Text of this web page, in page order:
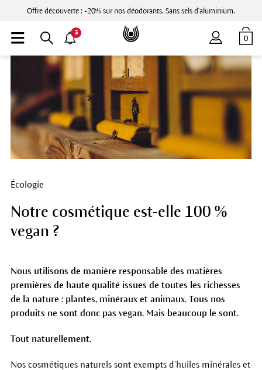
Offre découverte : -20% sur nos déodorants. Sans sels d'aluminium.
0
3
Écologie
Notre cosmétique est-elle 100 %
vegan ?
Nous utilisons de manière responsable des matières
premières de haute qualité issues de toutes les richesses
de la nature : plantes, minéraux et animaux. Tous nos
produits ne sont donc pas vegan. Mais beaucoup le sont.
Tout naturellement.
Nos cosmétiques naturels sont exempts d’huiles minérales et